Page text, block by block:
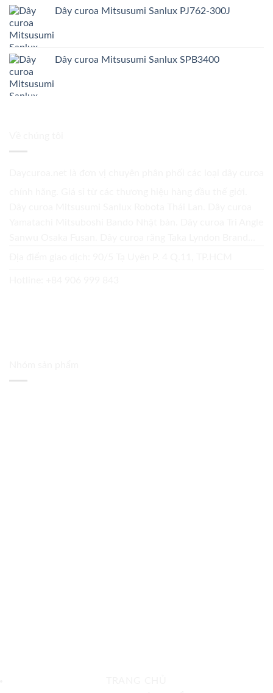
Dây curoa Mitsusumi Sanlux PJ762-300J
Dây curoa Mitsusumi Sanlux SPB3400